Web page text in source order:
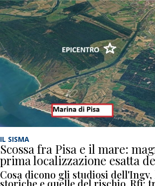
IL SISMA
Scossa fra Pisa e il mare:
prima localizzazione esatta
Cosa dicono gli studiosi dell'Ingv,